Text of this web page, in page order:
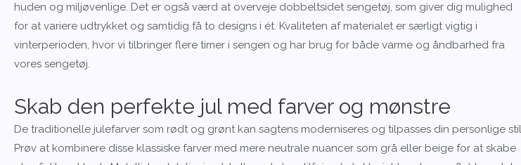
huden og miljøvenlige. Det er også værd at overveje dobbeltsidet sengetøj, som giver dig mulighed
for at variere udtrykket og samtidig få to designs i ét. Kvaliteten af materialet er særligt vigtig i
vinterperioden, hvor vi tilbringer flere timer i sengen og har brug for både varme og åndbarhed fra
vores sengetøj.
Skab den perfekte jul med farver og mønstre
De traditionelle julefarver som rødt og grønt kan sagtens moderniseres og tilpasses din personlige stil.
Prøv at kombinere disse klassiske farver med mere neutrale nuancer som grå eller beige for at skabe